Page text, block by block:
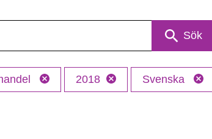
Sök
2018 Svenska